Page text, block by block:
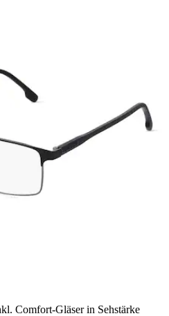
Comfort-Gläser in Sehstärke